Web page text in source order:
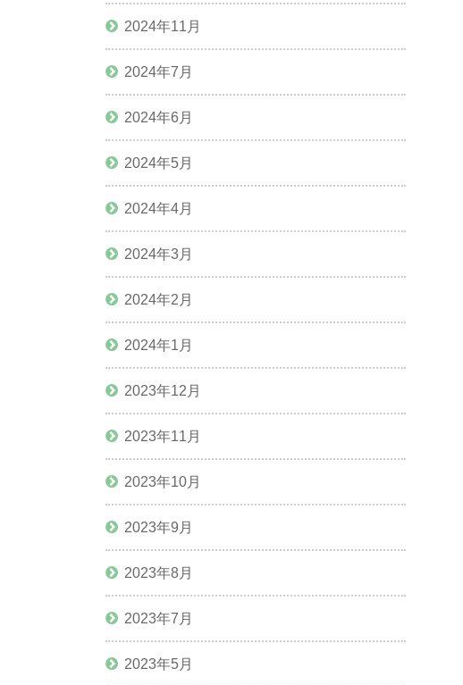
2024年11月
2024年7月
2024年6月
2024年5月
2024年4月
2024年3月
2024年2月
2024年1月
2023年12月
2023年11月
2023年10月
2023年9月
2023年8月
2023年7月
2023年5月